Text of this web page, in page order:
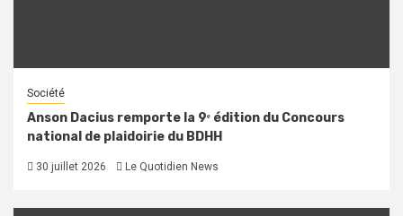
Société
Anson Dacius remporte la 9ᵉ édition du Concours
national de plaidoirie du BDHH
30 juillet 2026 Le Quotidien News